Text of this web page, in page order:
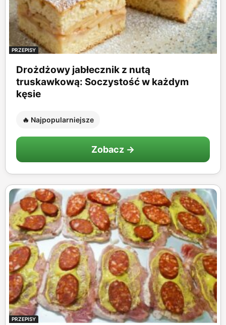
PRZEPISY
Drożdżowy jabłecznik z nutą
truskawkową: Soczystość w każdym
kęsie
🔥 Najpopularniejsze
Zobacz →
PRZEPISY